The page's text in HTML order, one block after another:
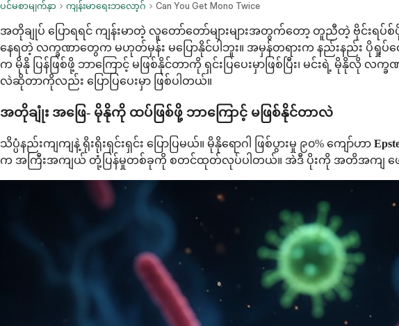
ပင်မစာမျက်နှာ ကျန်းမာရေးဘလော့ဂ် Can You Get Mono Twice
အတိုချုပ် ပြောရရင် ကျန်းမာတဲ့ လူတော်တော်များများအတွက်တော့ တူညီတဲ့ ဗိုင်းရပ်စ်
နေရတဲ့ လက္ခဏာတွေက မဟုတ်မှန်း မပြောနိုင်ပါဘူး။ အမှန်တရားက နည်းနည်း ပိုရှုပ်ထွေ
က မိုနို ပြန်ဖြစ်ဖို့ ဘာကြောင့် မဖြစ်နိုင်တာကို ရှင်းပြပေးမှာဖြစ်ပြီး၊ မင်းရဲ့ မိုနိုလို
လဲဆိုတာကိုလည်း ပြောပြပေးမှာ ဖြစ်ပါတယ်။
အတိုချုံး အဖြေ- မိုနိုကို ထပ်ဖြစ်ဖို့ ဘာကြောင့် မဖြစ်နိုင်တာလဲ
သိပ္ပံနည်းကျကျနဲ့ ရိုးရိုးရှင်းရှင်း ပြောပြမယ်။ မိုနိုရောဂါ ဖြစ်ပွားမှု ၉၀% ကျော်ဟာ
က အကြီးအကျယ် တုံ့ပြန်မှုတစ်ခုကို စတင်ထုတ်လုပ်ပါတယ်။ အဲဒီ ပိုးကို အတိအကျ ဖေ